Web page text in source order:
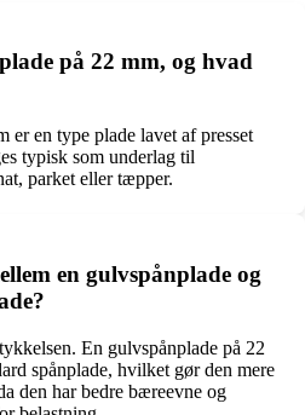
på 22 mm, og hvad
er en type plade lavet af presset
typisk som underlag til
parket eller tæpper.
en gulvspånplade og
En gulvspånplade på 22
spånplade, hvilket gør den mere
den har bedre bæreevne og